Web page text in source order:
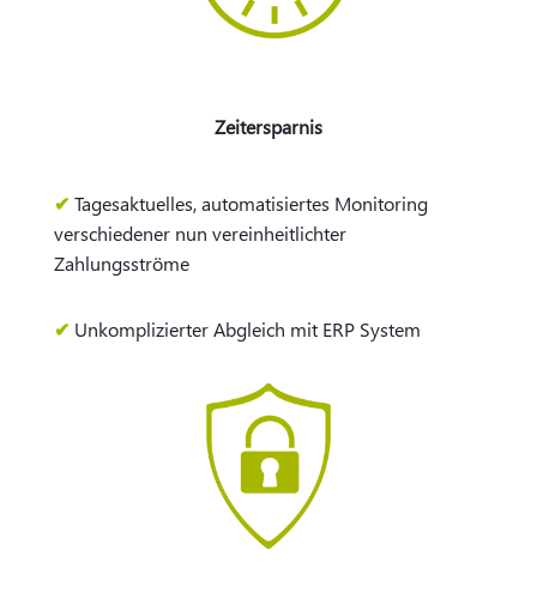
Zeitersparnis
✔ Tagesaktuelles, automatisiertes Monitoring
verschiedener nun vereinheitlichter
Zahlungsströme​
✔ Unkomplizierter Abgleich mit ERP System